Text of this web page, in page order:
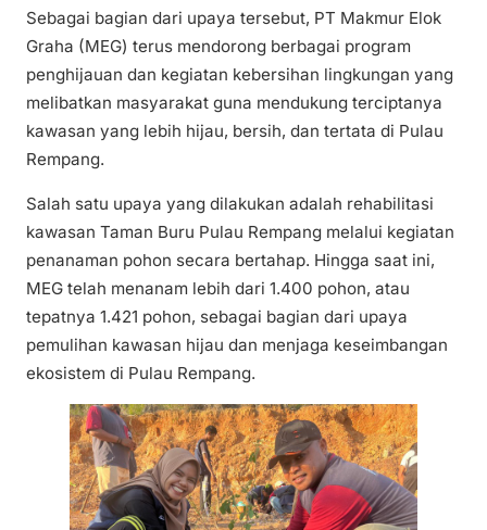
Sebagai bagian dari upaya tersebut, PT Makmur Elok
Graha (MEG) terus mendorong berbagai program
penghijauan dan kegiatan kebersihan lingkungan yang
melibatkan masyarakat guna mendukung terciptanya
kawasan yang lebih hijau, bersih, dan tertata di Pulau
Rempang.
Salah satu upaya yang dilakukan adalah rehabilitasi
kawasan Taman Buru Pulau Rempang melalui kegiatan
penanaman pohon secara bertahap. Hingga saat ini,
MEG telah menanam lebih dari 1.400 pohon, atau
tepatnya 1.421 pohon, sebagai bagian dari upaya
pemulihan kawasan hijau dan menjaga keseimbangan
ekosistem di Pulau Rempang.